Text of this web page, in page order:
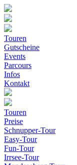
Touren
Gutscheine
Events
Parcours
Infos
Kontakt
Touren
Preise
Schnupper-Tour
Easy-Tour
Fun-Tour
Irrsee-Tour